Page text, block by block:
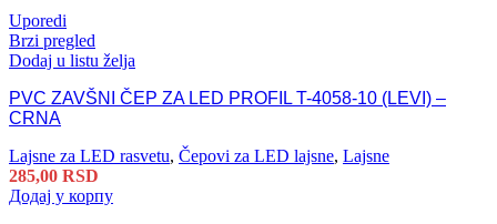
Uporedi
Brzi pregled
Dodaj u listu želja
PVC ZAVŠNI ČEP ZA LED PROFIL T-4058-10 (LEVI) –
CRNA
Lajsne za LED rasvetu, Čepovi za LED lajsne, Lajsne
285,00 RSD
Додај у корпу